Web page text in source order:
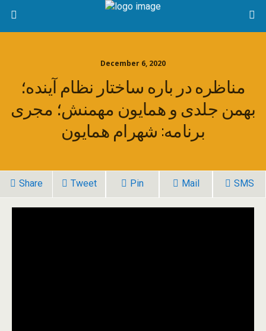
December 6, 2020
مناظره در باره ساختار نظام آینده؛
بهمن جلدی و همایون مهمنش؛ مجری
برنامه: شهرام همایون
Share Tweet Pin Mail SMS